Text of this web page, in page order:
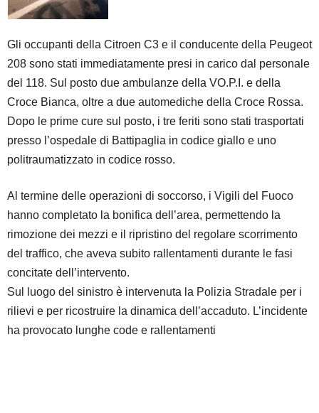
​Gli occupanti della Citroen C3 e il conducente della Peugeot
208 sono stati immediatamente presi in carico dal personale
del 118. Sul posto due ambulanze della VO.P.I. e della
Croce Bianca, oltre a due automediche della Croce Rossa.
Dopo le prime cure sul posto, i tre feriti sono stati trasportati
presso l’ospedale di Battipaglia in codice giallo e uno
politraumatizzato in codice rosso.
​Al termine delle operazioni di soccorso, i Vigili del Fuoco
hanno completato la bonifica dell’area, permettendo la
rimozione dei mezzi e il ripristino del regolare scorrimento
del traffico, che aveva subito rallentamenti durante le fasi
concitate dell’intervento.
Sul luogo del sinistro è intervenuta la Polizia Stradale per i
rilievi e per ricostruire la dinamica dell’accaduto. L’incidente
ha provocato lunghe code e rallentamenti